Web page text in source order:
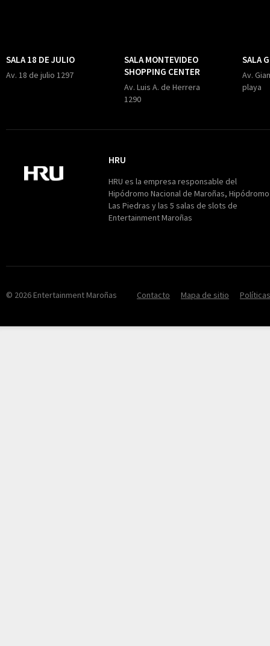
SALA 18 DE JULIO
Av. 18 de julio 1297
SALA MONTEVIDEO
SHOPPING CENTER
Av. Luis A. de Herrera
1290
SALA
Av.
playa
HRU
HRU es la empresa responsable del
Hipódromo Nacional de Maroñas, Hipódromo
Las Piedras y las 5 salas de slots de
Entertainment Maroñas
© 2026 Entertainment Maroñas Contacto Mapa de sitio